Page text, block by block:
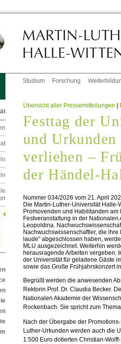
Studium Forschung
Übersicht aller Pressemitteilungen |
Festtag der
und Urkunden
verliehen –
der Händel-
Nummer 034/2026 vom 21. April
Die Martin-Luther-Universität
Promovenden und Habilitanden
Festveranstaltung in der
Leopoldina.
Nachwuchswissenschaftler, die
laude" abgeschlossen haben,
MLU ausgezeichnet. Weiterhin
herausragende Arbeiten vergeben.
der Universität für geladene Gäste
sowie das Große Frühjahrskonzert
Begrüßt werden die anwesenden
Rektorin Prof. Dr. Claudia Becker.
Nationalen Akademie der
Rockenbach. Sie spricht zum
Nach der Übergabe der
Luther-Urkunden werden auch die
1.500 Euro dotierten Christian-